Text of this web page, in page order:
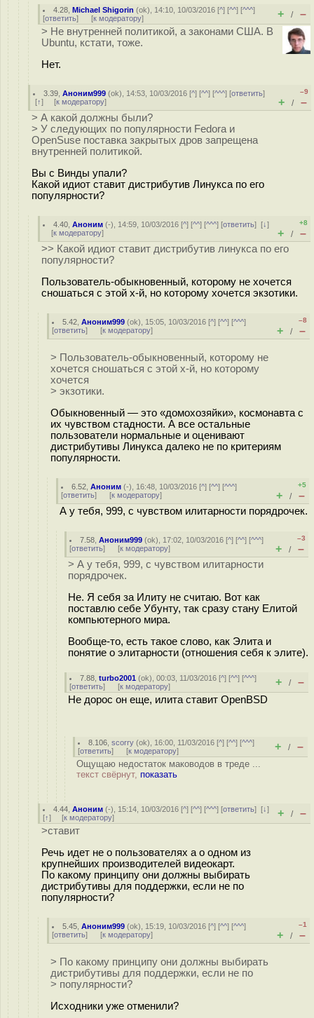
4.28 ,Michael Shigorin (ok), 14:10, 10/03/2016 [^] [^^] [^^^]
[ответить] [к модератору] + / –
> Не внутренней политикой, а законами США. В
Ubuntu, кстати, тоже.
Нет.
3.39 ,Аноним999 (ok), 14:53, 10/03/2016 [^] [^^] [^^^] [ответить]
[↑] [к модератору]
–9
+ / –
> А какой должны были?
> У следующих по популярности Fedora и
OpenSuse поставка закрытых дров запрещена
внутренней политикой.
Вы с Винды упали?
Какой идиот ставит дистрибутив Линукса по его
популярности?
4.40 ,Аноним (-), 14:59, 10/03/2016 [^] [^^] [^^^] [ответить][↓]
[к модератору]
+8
+ / –
>> Какой идиот ставит дистрибутив линукса по его
популярности?
Пользователь-обыкновенный, которому не хочется
сношаться с этой х-й, но которому хочется экзотики.
5.42 ,Аноним999 (ok), 15:05, 10/03/2016 [^] [^^] [^^^]
[ответить] [к модератору]
–8
+ / –
> Пользователь-обыкновенный, которому не
хочется сношаться с этой х-й, но которому
хочется
> экзотики.
Обыкновенный — это «домохозяйки», космонавта с
их чувством стадности. А все остальные
пользователи нормальные и оценивают
дистрибутивы Линукса далеко не по критериям
популярности.
6.52 ,Аноним (-), 16:48, 10/03/2016 [^] [^^] [^^^]
[ответить] [к модератору]
+5
+ / –
А у тебя, 999, с чувством илитарности порядрочек.
7.58 ,Аноним999 (ok), 17:02, 10/03/2016 [^] [^^] [^^^]
[ответить] [к модератору]
–3
+ / –
> А у тебя, 999, с чувством илитарности
порядрочек.
Не. Я себя за Илиту не считаю. Вот как
поставлю себе Убунту, так сразу стану Елитой
компьютерного мира.
Вообще-то, есть такое слово, как Элита и
понятие о элитарности (отношения себя к элите).
7.88 ,turbo2001 (ok), 00:03, 11/03/2016 [^] [^^] [^^^]
[ответить] [к модератору] + / –
Не дорос он еще, илита ставит OpenBSD
8.106 ,scorry (ok), 16:00, 11/03/2016 [^] [^^] [^^^]
[ответить] [к модератору] + / –
Ощущаю недостаток маководов в треде ...
текст свёрнут, показать
4.44 ,Аноним (-), 15:14, 10/03/2016 [^] [^^] [^^^] [ответить][↓]
[↑] [к модератору] + / –
>ставит
Речь идет не о пользователях а о одном из
крупнейших производителей видеокарт.
По какому принципу они должны выбирать
дистрибутивы для поддержки, если не по
популярности?
5.45 ,Аноним999 (ok), 15:19, 10/03/2016 [^] [^^] [^^^]
[ответить] [к модератору]
–1
+ / –
> По какому принципу они должны выбирать
дистрибутивы для поддержки, если не по
> популярности?
Исходники уже отменили?